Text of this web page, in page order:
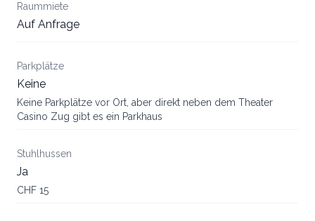
Raummiete
Auf Anfrage
Parkplätze
Keine
Keine Parkplätze vor Ort, aber direkt neben dem Theater
Casino Zug gibt es ein Parkhaus
Stuhlhussen
Ja
CHF 15